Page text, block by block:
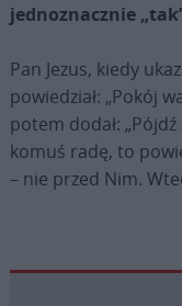
jednoznacznie
Pan Jezus, kiedy
powiedział: „Pokój
potem dodał:
komuś radę, to
– nie przed Nim.